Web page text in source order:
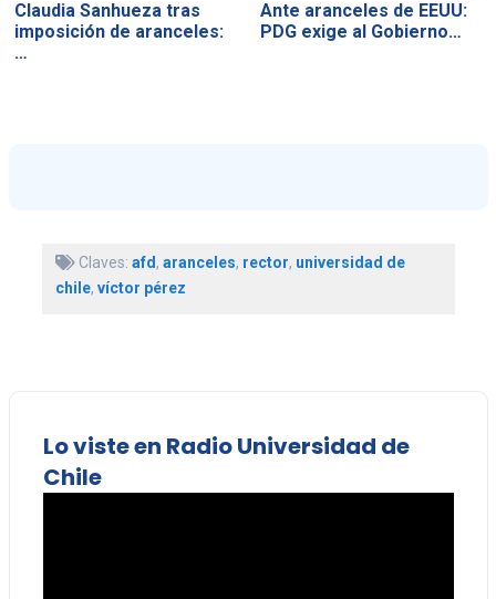
Claudia Sanhueza tras
imposición de aranceles:
…
Ante aranceles de EEUU:
PDG exige al Gobierno…
Claves: afd, aranceles, rector, universidad de
chile, víctor pérez
Lo viste en Radio Universidad de
Chile